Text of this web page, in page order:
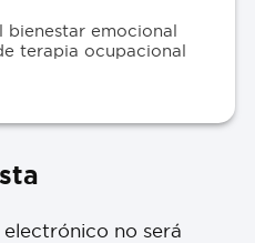
bienestar emocional
terapia ocupacional
no será